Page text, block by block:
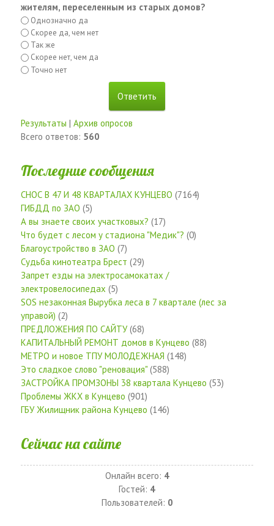
жителям, переселенным из старых домов?
Однозначно да
Скорее да, чем нет
Так же
Скорее нет, чем да
Точно нет
Результаты | Архив опросов
Всего ответов: 560
Последние сообщения
СНОС В 47 И 48 КВАРТАЛАХ КУНЦЕВО (7164)
ГИБДД по ЗАО (5)
А вы знаете своих участковых? (17)
Что будет с лесом у стадиона "Медик"? (0)
Благоустройство в ЗАО (7)
Судьба кинотеатра Брест (29)
Запрет езды на электросамокатах /
электровелосипедах (5)
SOS незаконная Вырубка леса в 7 квартале (лес за
управой) (2)
ПРЕДЛОЖЕНИЯ ПО САЙТУ(68)
КАПИТАЛЬНЫЙ РЕМОНТ домов в Кунцево (88)
МЕТРО и новое ТПУ МОЛОДЕЖНАЯ (148)
Это сладкое слово "реновация" (588)
ЗАСТРОЙКА ПРОМЗОНЫ 38 квартала Кунцево (53)
Проблемы ЖКХ в Кунцево (901)
ГБУ Жилищник района Кунцево (146)
Сейчас на сайте
Онлайн всего: 4
Гостей: 4
Пользователей: 0